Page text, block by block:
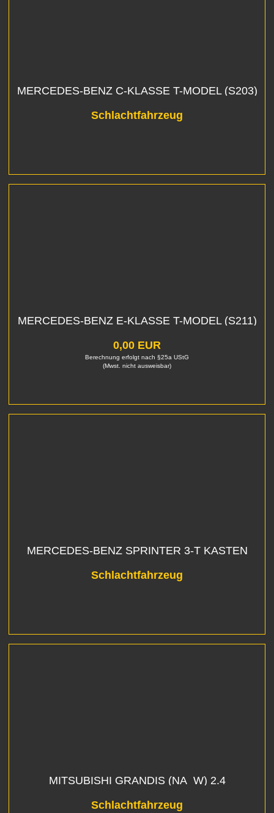
MERCEDES-BENZ C-KLASSE T-MODEL (S203)
Schlachtfahrzeug
MERCEDES-BENZ E-KLASSE T-MODEL (S211)
0,00 EUR
Berechnung erfolgt nach §25a UStG
(Mwst. nicht ausweisbar)
MERCEDES-BENZ SPRINTER 3-T KASTEN
Schlachtfahrzeug
MITSUBISHI GRANDIS (NA_W) 2.4
Schlachtfahrzeug